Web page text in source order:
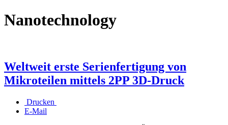
Nanotechnology
Weltweit erste Serienfertigung von
Mikroteilen mittels 2PP 3D-Druck
Drucken
E-Mail